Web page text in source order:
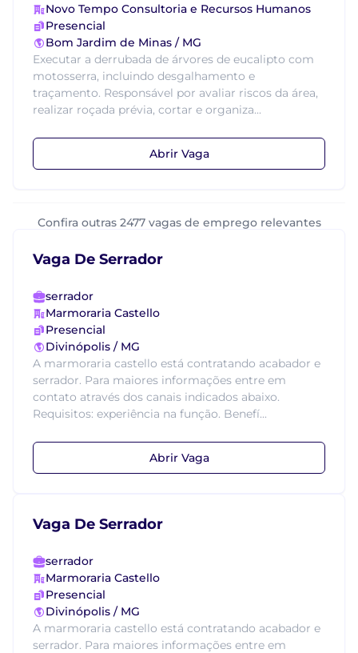
Novo Tempo Consultoria e Recursos Humanos
Presencial
Bom Jardim de Minas / MG
Executar a derrubada de árvores de eucalipto com
motosserra, incluindo desgalhamento e
traçamento. Responsável por avaliar riscos da área,
realizar roçada prévia, cortar e organiza...
Abrir Vaga
Confira outras 2477 vagas de emprego relevantes
Vaga De Serrador
serrador
Marmoraria Castello
Presencial
Divinópolis / MG
A marmoraria castello está contratando acabador e
serrador. Para maiores informações entre em
contato através dos canais indicados abaixo.
Requisitos: experiência na função. Benefí...
Abrir Vaga
Vaga De Serrador
serrador
Marmoraria Castello
Presencial
Divinópolis / MG
A marmoraria castello está contratando acabador e
serrador. Para maiores informações entre em